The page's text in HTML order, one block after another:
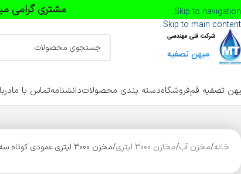
Skip to navigation
Skip to main content
مشتری گرامی
تصفیه قمفروشگاهدسته بندی محصولاتدانشنامهتماس با ما
خانه مخزن آب مخازن 3000 لیتری مخزن 3000 لیتری عمودی کوتاه سه لایه مجتمع پلاستیک طبرستان